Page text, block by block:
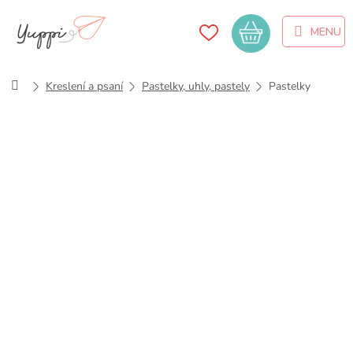
obsah
Nákupní
košík
DomůKreslení a psaní Pastelky, uhly, pastely Pastelky